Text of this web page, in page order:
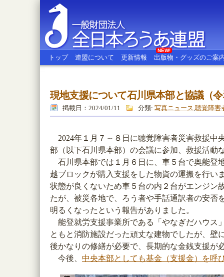
全日本ろうあ連盟
トップ 連盟について 更新情報 出版物・グッズのご案
NEW!
現地支援について石川県本部と協議（
掲載日：2024/01/11 分類: 写真ニュース,聴覚障害
2024年１月７～８日に聴覚障害者災害救援中
部（以下石川県本部）の会議に参加、救援活動
石川県本部では１月６日に、車５台で奥能登
越ブロックが購入支援をした物資の運搬を行い
状態が良くないため車５台の内２台がエンジン
たが、被災各地で、ろう者や手話通訳者の安否
明るくなったという報告がありました。
能登就労支援事業所である「やなぎだハウス
ともと消防施設だった頑丈な建物でしたが、壁
後かなりの修繕が必要で、長期的な金銭支援が
今後、 中央本部としても基金（支援金）を呼